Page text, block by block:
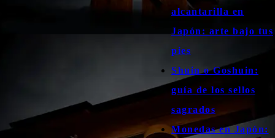
alcantarilla en
Japón: arte bajo tus
pies
Shuin o Goshuin:
guía de los sellos
sagrados
Monedas en Japón: